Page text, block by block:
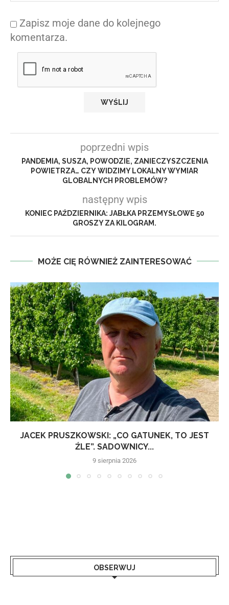
Zapisz moje dane do kolejnego
komentarza.
poprzedni wpis
PANDEMIA, SUSZA, POWODZIE, ZANIECZYSZCZENIA
POWIETRZA… CZY WIDZIMY LOKALNY WYMIAR
GLOBALNYCH PROBLEMÓW?
następny wpis
KONIEC PAŹDZIERNIKA: JABŁKA PRZEMYSŁOWE 50
GROSZY ZA KILOGRAM.
MOŻE CIĘ RÓWNIEŻ ZAINTERESOWAĆ
JACEK PRUSZKOWSKI: „CO GATUNEK, TO JEST
ŹLE”. SADOWNICY...
9 sierpnia 2026
OBSERWUJ